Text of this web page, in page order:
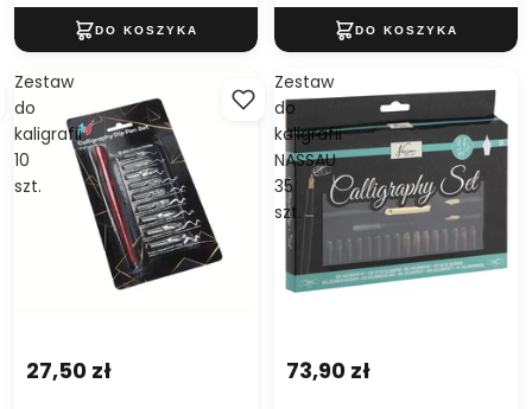
Zestaw
do
kaligrafii
10
szt.
27,50 zł
Zestaw
do
kaligrafii
NASSAU
35
szt.
73,90 zł